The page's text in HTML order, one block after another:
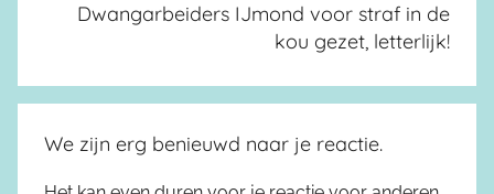
Dwangarbeiders IJmond voor straf in de
kou gezet, letterlijk!
We zijn erg benieuwd naar je reactie.